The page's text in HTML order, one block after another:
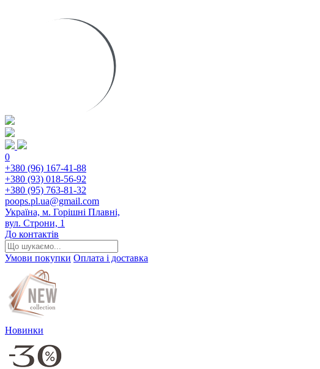
0
+380 (96) 167-41-88
+380 (93) 018-56-92
+380 (95) 763-81-32
poops.pl.ua@gmail.com
Україна, м. Горішні Плавні,
вул. Строни, 1
До контактів
Умови покупки Оплата і доставка
Новинки